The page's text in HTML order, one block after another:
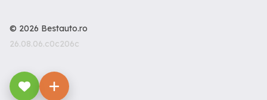
© 2026 Bestauto.ro
26.08.06.c0c206c